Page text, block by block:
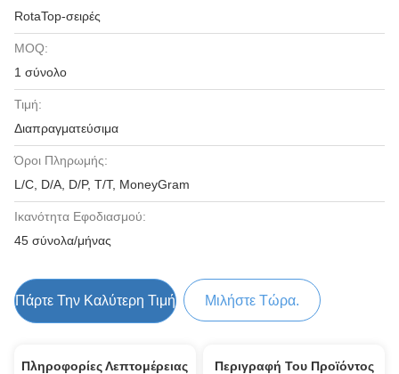
RotaTop-σειρές
MOQ:
1 σύνολο
Τιμή:
Διαπραγματεύσιμα
Όροι Πληρωμής:
L/C, D/A, D/P, T/T, MoneyGram
Ικανότητα Εφοδιασμού:
45 σύνολα/μήνας
Πάρτε Την Καλύτερη Τιμή Μιλήστε Τώρα.
Πληροφορίες Λεπτομέρειας Περιγραφή Του Προϊόντος